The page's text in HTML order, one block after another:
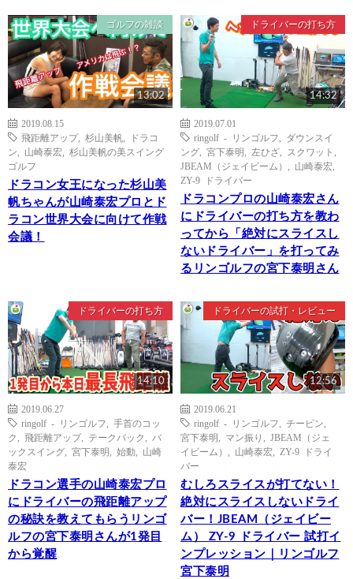
ゴルフの雑談
13:02
2019.08.15
飛距離アップ, 杉山美帆
ドラコ
ン
山崎泰宏
杉山美帆の美スイング
ゴルフ
ドラコン女王になった杉山美
帆ちゃんが山崎泰宏プロとド
ラコン世界大会に向けて作戦
会議！
ドライバーの打ち方
14:32
2019.07.01
ringolf - リンゴルフ
ダウンスイ
ング
宮下泰明 左ひざ スクワット
JBEAM（ジェイビーム）
山崎泰宏
ZY-9 ドライバー
ドラコンプロの山崎泰宏さん
にドライバーの打ち方を教わ
ってから「絶対にスライスし
ないドライバー」を打ってみ
るリンゴルフの宮下泰明さん
ドライバーの打ち方
14:10
2019.06.27
ringolf - リンゴルフ
手首のコッ
ク
飛距離アップ, テークバック
バ
ックスイング
宮下泰明 始動
山崎
泰宏
ドラコン選手の山崎泰宏プロ
にドライバーの飛距離アップ
の秘訣を教えてもらうリンゴ
ルフの宮下泰明さんが1発目
から覚醒
ドライバーの試打・レビュー
12:56
2019.06.21
ringolf - リンゴルフ
チーピン
宮下泰明
マン振り
JBEAM（ジェ
イビーム）
山崎泰宏
ZY-9 ドライ
バー
むしろスライスが打てない！
絶対にスライスしないドライ
バー！JBEAM（ジェイビー
ム） ZY-9 ドライバー 試打イ
ンプレッション｜リンゴルフ
宮下泰明